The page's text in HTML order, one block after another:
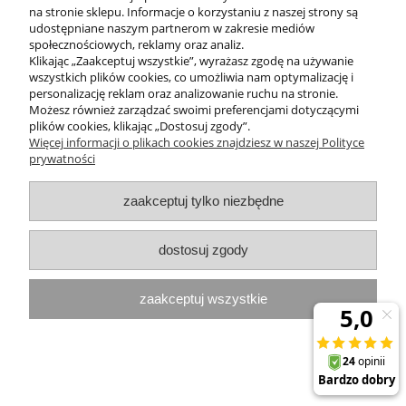
Dostępność:dostępny w dużej ilości
Wysyłka w:
245,00 zł
do koszyka
Zestaw pielęgnacyjny na noc i dzień Opuncja
30 ml + serum Anti-Age 30 ml
Dostępność:
Wysyłka w:24 godziny
285,00 zł
do koszyka
na stronie sklepu. Informacje o korzystaniu z naszej strony są
udostępniane naszym partnerom w zakresie mediów
społecznościowych, reklamy oraz analiz.
Klikając „Zaakceptuj wszystkie”, wyrażasz zgodę na używanie
wszystkich plików cookies, co umożliwia nam optymalizację i
personalizację reklam oraz analizowanie ruchu na stronie.
Możesz również zarządzać swoimi preferencjami dotyczącymi
plików cookies, klikając „Dostosuj zgody”.
Więcej informacji o plikach cookies znajdziesz w naszej Polityce
prywatności
zaakceptuj tylko niezbędne
dostosuj zgody
zaakceptuj wszystkie